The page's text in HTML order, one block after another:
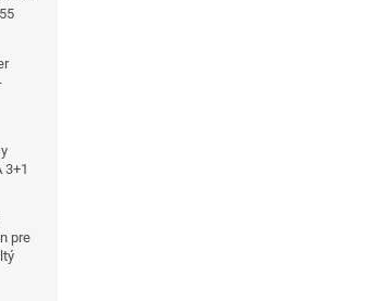
3+1
pre